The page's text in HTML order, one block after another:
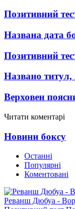
Позитивний
Названа дата
Позитивний
Названо титул,
Верховен
Читати коментарі
Новини боксу
Останні
Популярні
Коментовані
Реванш Дюбуа -